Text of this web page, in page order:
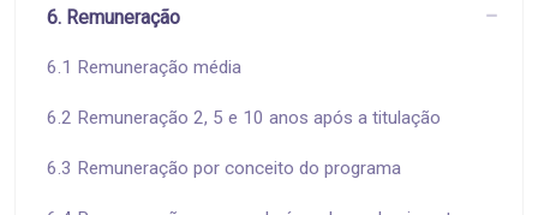
6. Remuneração
6.1 Remuneração média
6.2 Remuneração 2, 5 e 10 anos após a titulação
6.3 Remuneração por conceito do programa